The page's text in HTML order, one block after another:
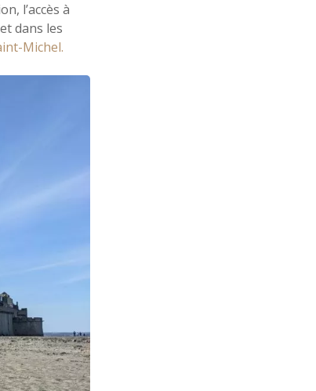
l’accès à
dans les
Michel.